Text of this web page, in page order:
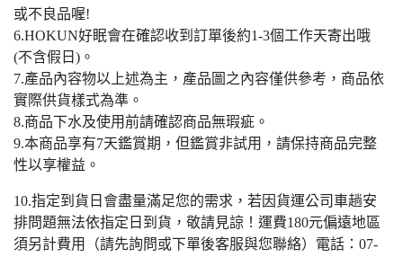
或不良品喔!
6.HOKUN好眠會在確認收到訂單後約1-3個工作天寄出哦
(不含假日)。
7.產品內容物以上述為主，產品圖之內容僅供參考，商品依
實際供貨樣式為準。
8.商品下水及使用前請確認商品無瑕疵。
9.本商品享有7天鑑賞期，但鑑賞非試用，請保持商品完整
性以享權益。
10.指定到貨日會盡量滿足您的需求，若因貨運公司車趟安
排問題無法依指定日到貨，敬請見諒！運費180元偏遠地區
須另計費用（請先詢問或下單後客服與您聯絡）電話：07-